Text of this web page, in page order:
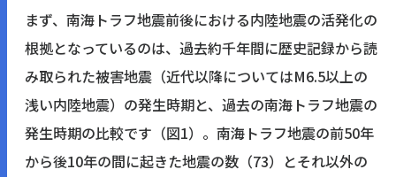
まず、南海トラフ地震前後における内陸地震の活発化の
根拠となっているのは、過去約千年間に歴史記録から読
み取られた被害地震（近代以降についてはM6.5以上の
浅い内陸地震）の発生時期と、過去の南海トラフ地震の
発生時期の比較です（図1）。南海トラフ地震の前50年
から後10年の間に起きた地震の数（73）とそれ以外の